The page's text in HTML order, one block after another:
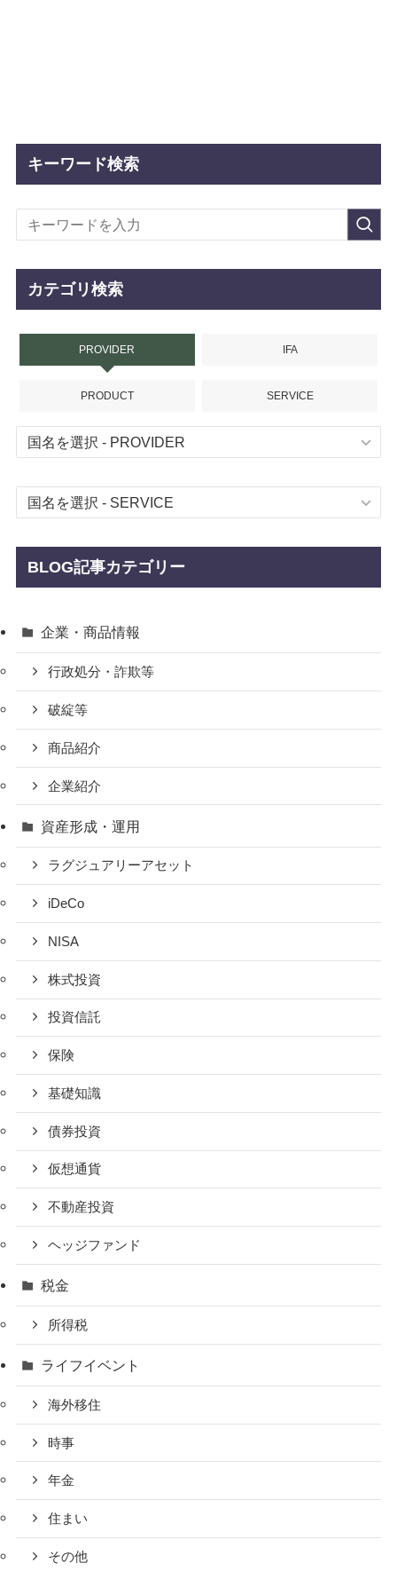
キーワード検索
カテゴリ検索
PROVIDER IFA
PRODUCT SERVICE
BLOG記事カテゴリー
企業・商品情報
行政処分・詐欺等
破綻等
商品紹介
企業紹介
資産形成・運用
ラグジュアリーアセット
iDeCo
NISA
株式投資
投資信託
保険
基礎知識
債券投資
仮想通貨
不動産投資
ヘッジファンド
税金
所得税
ライフイベント
海外移住
時事
年金
住まい
その他